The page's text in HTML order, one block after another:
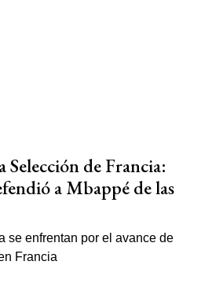
Selección de Francia:
a Mbappé de las